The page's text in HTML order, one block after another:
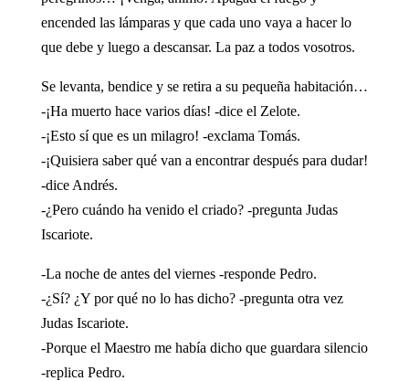
encended las lámparas y que cada uno vaya a hacer lo
que debe y luego a descansar. La paz a todos vosotros.
Se levanta, bendice y se retira a su pequeña habitación…
-¡Ha muerto hace varios días! -dice el Zelote.
-¡Esto sí que es un milagro! -exclama Tomás.
-¡Quisiera saber qué van a encontrar después para dudar!
-dice Andrés.
-¿Pero cuándo ha venido el criado? -pregunta Judas
Iscariote.
-La noche de antes del viernes -responde Pedro.
-¿Sí? ¿Y por qué no lo has dicho? -pregunta otra vez
Judas Iscariote.
-Porque el Maestro me había dicho que guardara silencio
-replica Pedro.